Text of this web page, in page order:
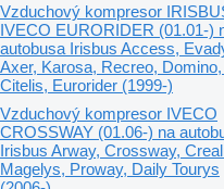
Vzduchový kompresor
IVECO EURORIDER (01.01-)
autobusa Irisbus Access,
Axer, Karosa, Recreo, Domino,
Citelis, Eurorider (1999-)
Vzduchový kompresor IVECO
CROSSWAY (01.06-) na
Irisbus Arway, Crossway,
Magelys, Proway, Daily Tourys